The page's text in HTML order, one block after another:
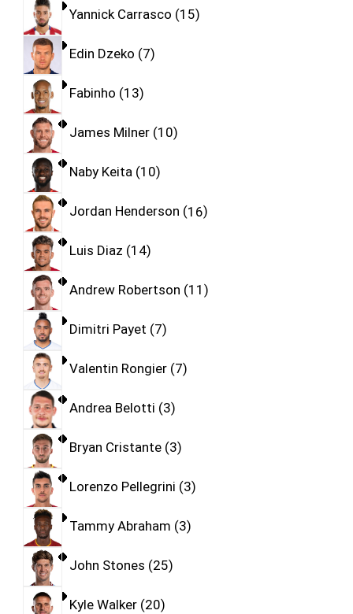
Yannick Carrasco 15
Edin Dzeko 7
Fabinho 13
James Milner 10
Naby Keita 10
Jordan Henderson 16
Luis Diaz 14
Andrew Robertson 11
Dimitri Payet 7
Valentin Rongier 7
Andrea Belotti 3
Bryan Cristante 3
Lorenzo Pellegrini 3
Tammy Abraham 3
John Stones 25
Kyle Walker 20